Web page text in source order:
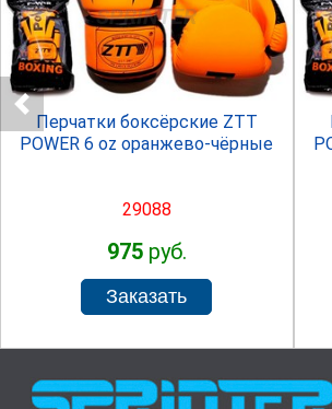
SPRINTER
Перчатки боксёрские ZTT
POWER 6 oz оранжево-чёрные
29088
975руб.